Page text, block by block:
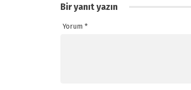
Bir yanıt yazın
Yorum *